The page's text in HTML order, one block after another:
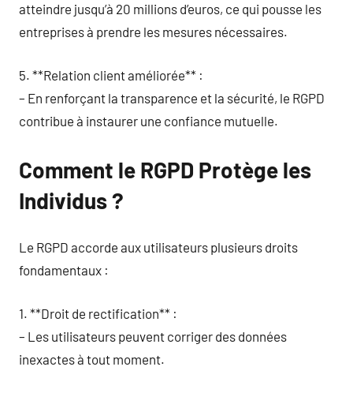
atteindre jusqu’à 20 millions d’euros, ce qui pousse les
entreprises à prendre les mesures nécessaires.
5. **Relation client améliorée** :
– En renforçant la transparence et la sécurité, le RGPD
contribue à instaurer une confiance mutuelle.
Comment le RGPD Protège les
Individus ?
Le RGPD accorde aux utilisateurs plusieurs droits
fondamentaux :
1. **Droit de rectification** :
– Les utilisateurs peuvent corriger des données
inexactes à tout moment.